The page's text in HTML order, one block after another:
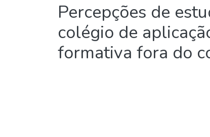
Percepções de
colégio de
formativa fora do